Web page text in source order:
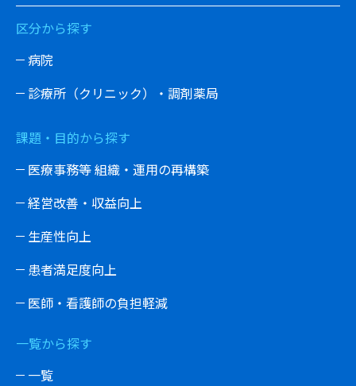
区分から探す
病院
診療所（クリニック）・調剤薬局
課題・目的から探す
医療事務等 組織・運用の再構築
経営改善・収益向上
生産性向上
患者満足度向上
医師・看護師の負担軽減
一覧から探す
一覧